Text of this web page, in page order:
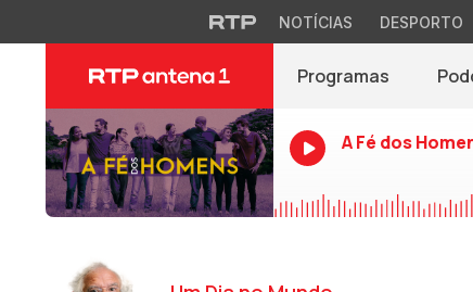
NOTÍCIAS DESPORTO
Programas
A Fé dos